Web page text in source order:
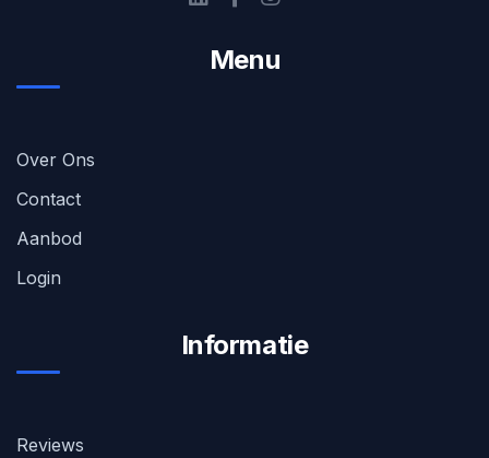
Menu
Over Ons
Contact
Aanbod
Login
Informatie
Reviews